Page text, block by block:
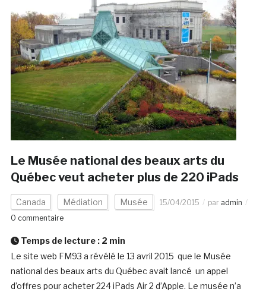
Le Musée national des beaux arts du
Québec veut acheter plus de 220 iPads
Canada Médiation Musée 15/04/2015 par admin
0 commentaire
Temps de lecture : 2 min
Le site web FM93 a révélé le 13 avril 2015 que le Musée
national des beaux arts du Québec avait lancé un appel
d’offres pour acheter 224 iPads Air 2 d’Apple. Le musée n’a